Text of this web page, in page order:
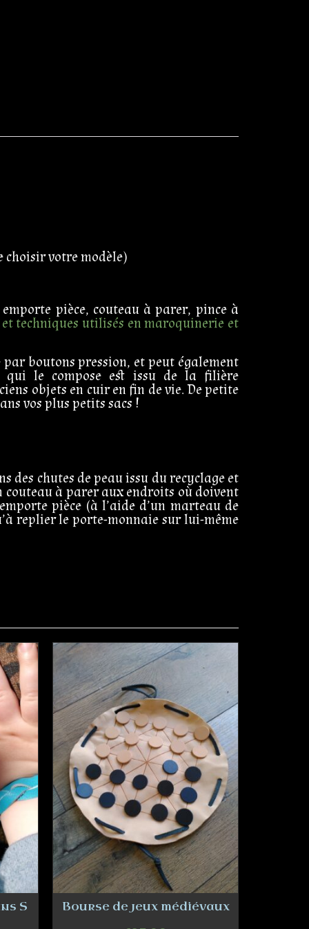
choisir votre modèle)
pièce, couteau à parer, pince à
techniques utilisés en maroquinerie et
boutons pression, et peut également
qui le compose est issu de la filière
objets en cuir en fin de vie. De petite
vos plus petits sacs !
des chutes de peau issu du recyclage et
couteau à parer aux endroits où doivent
pièce (à l’aide d’un marteau de
replier le porte-monnaie sur lui-même
S
Bourse de jeux médiévaux